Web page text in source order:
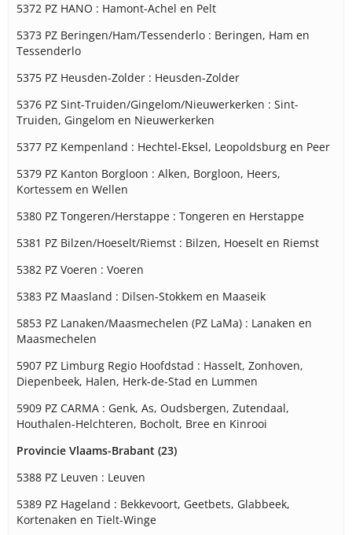
5372 PZ HANO : Hamont-Achel en Pelt
5373 PZ Beringen/Ham/Tessenderlo : Beringen, Ham en
Tessenderlo
5375 PZ Heusden-Zolder : Heusden-Zolder
5376 PZ Sint-Truiden/Gingelom/Nieuwerkerken : Sint-
Truiden, Gingelom en Nieuwerkerken
5377 PZ Kempenland : Hechtel-Eksel, Leopoldsburg en Peer
5379 PZ Kanton Borgloon : Alken, Borgloon, Heers,
Kortessem en Wellen
5380 PZ Tongeren/Herstappe : Tongeren en Herstappe
5381 PZ Bilzen/Hoeselt/Riemst : Bilzen, Hoeselt en Riemst
5382 PZ Voeren : Voeren
5383 PZ Maasland : Dilsen-Stokkem en Maaseik
5853 PZ Lanaken/Maasmechelen (PZ LaMa) : Lanaken en
Maasmechelen
5907 PZ Limburg Regio Hoofdstad : Hasselt, Zonhoven,
Diepenbeek, Halen, Herk-de-Stad en Lummen
5909 PZ CARMA : Genk, As, Oudsbergen, Zutendaal,
Houthalen-Helchteren, Bocholt, Bree en Kinrooi
Provincie Vlaams-Brabant (23)
5388 PZ Leuven : Leuven
5389 PZ Hageland : Bekkevoort, Geetbets, Glabbeek,
Kortenaken en Tielt-Winge